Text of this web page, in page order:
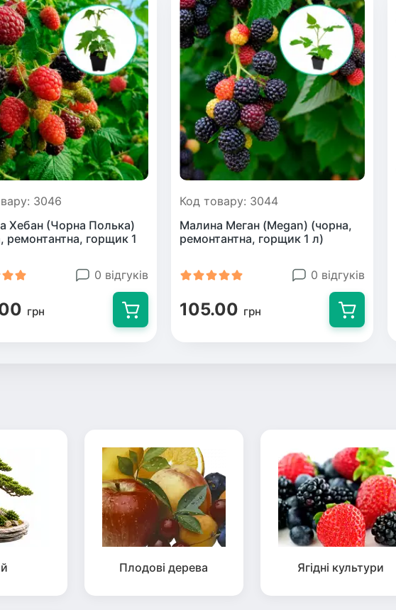
3046
Хебан (Чорна Полька)
ремонтантна, горщик 1
0 відгуків
грн
Код товару: 3044
Малина Меган (Megan) (чорна,
ремонтантна, горщик 1 л)
0 відгуків
105.00 грн
Плодові дерева Ягідні культури